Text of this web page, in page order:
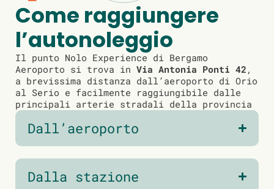
Come raggiungere
l’autonoleggio
Il punto Nolo Experience di Bergamo
Aeroporto si trova in Via Antonia Ponti 42 ,
a brevissima distanza dall’aeroporto di Orio
al Serio e facilmente raggiungibile dalle
principali arterie stradali della provincia
Dall’aeroporto
Dalla stazione